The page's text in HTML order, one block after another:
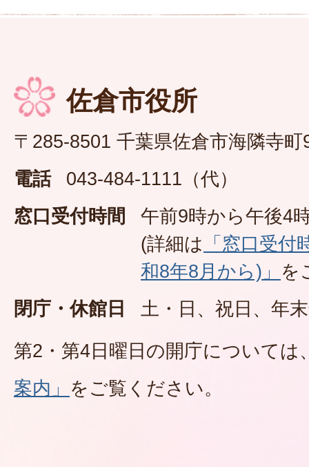
佐倉市役所
〒285-8501 千葉県佐倉市海隣寺町
電話
043-484-1111（代）
窓口受付時間
午前9時から午後4
(詳細は 「窓口受
和8年8月から)」 を
閉庁・休館日
土・日、祝日、年
第2・第4日曜日の開庁については
案内」 をご覧ください。